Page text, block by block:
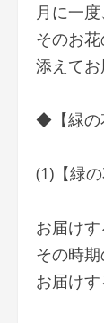
月に一
そのお
添えてお
◆【緑の
(1)【緑
お届けす
その時期
お届け